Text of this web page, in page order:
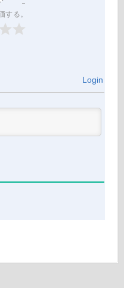
する。
Login